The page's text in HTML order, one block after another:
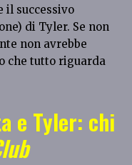
il successivo
di Tyler. Se non
non avrebbe
che tutto riguarda
e Tyler: chi